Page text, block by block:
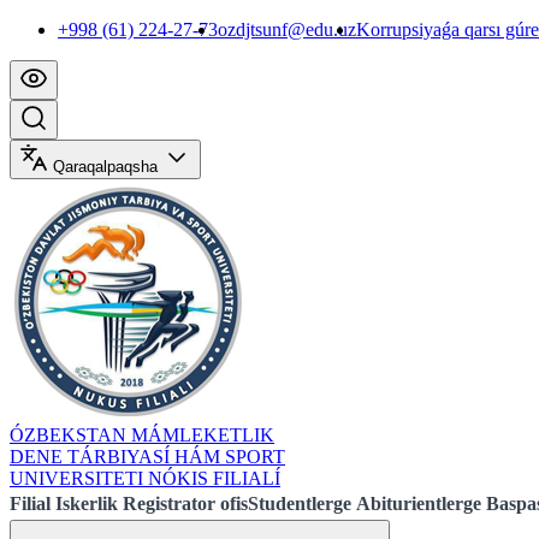
+998 (61) 224-27-73ozdjtsunf@edu.uzKorrupsiyaǵa qarsı
Qaraqalpaqsha
ÓZBEKSTAN MÁMLEKETLIK
DENE TÁRBIYASÍ HÁM SPORT
UNIVERSITETI NÓKIS FILIALÍ
Filial Iskerlik Registrator ofisStudentlerge Abiturientlerge